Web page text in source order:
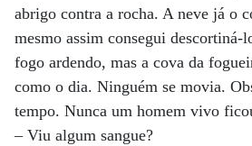
abrigo contra a rocha. A neve já o
mesmo assim consegui
fogo ardendo, mas a cova da
como o dia. Ninguém se movia.
tempo. Nunca um homem vivo
– Viu algum sangue?